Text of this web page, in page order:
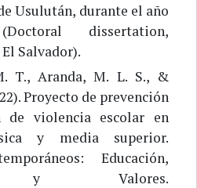
Usulután, durante el año
dissertation,
Salvador).
T., Aranda, M. L. S., &
Proyecto de prevención
de violencia escolar en
y media superior.
Educación,
y Valores.